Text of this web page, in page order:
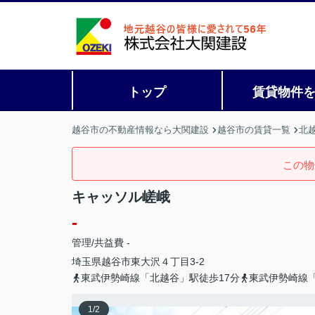
トップ 賃貸物件
越谷市の不動産情報なら大関建設 越谷市の賃貸一覧 北
この
キャッソル嵯峨
-
管理/共益費 -
埼玉県越谷市東大沢 ４丁目3-2
東武伊勢崎線「北越谷」駅徒歩17分
東武伊勢崎線
1/2